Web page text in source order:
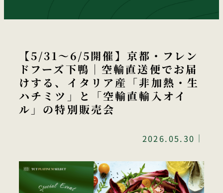
【5/31〜6/5開催】京都・フレン
ドフーズ下鴨｜空輸直送便でお届
けする、イタリア産「非加熱・生
ハチミツ」と「空輸直輸入オイ
ル」の特別販売会
2026.05.30 ｜